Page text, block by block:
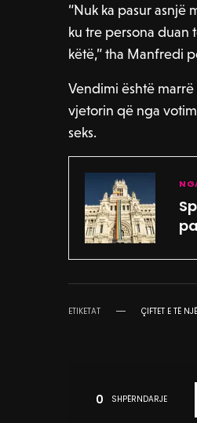
“Nuk ka pasur asnjë
ku tre persona duan
këtë,” tha Manfredi
Vendimi është
vjetorin që nga
seks.
ETIKETAT ÇIFTET E TË
0 SHPËRNDARJE